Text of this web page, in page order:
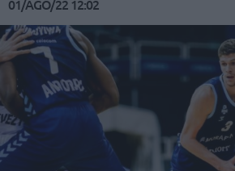
01/AGO/22 12:02